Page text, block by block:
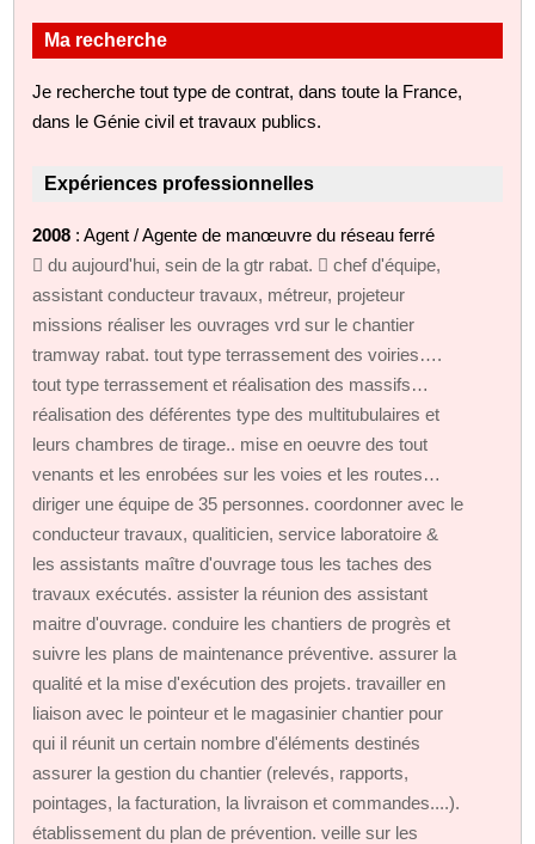
Ma recherche
Je recherche tout type de contrat, dans toute la France,
dans le Génie civil et travaux publics.
Expériences professionnelles
2008 : Agent / Agente de manœuvre du réseau ferré
 du aujourd'hui, sein de la gtr rabat.  chef d'équipe,
assistant conducteur travaux, métreur, projeteur
missions réaliser les ouvrages vrd sur le chantier
tramway rabat. tout type terrassement des voiries….
tout type terrassement et réalisation des massifs…
réalisation des déférentes type des multitubulaires et
leurs chambres de tirage.. mise en oeuvre des tout
venants et les enrobées sur les voies et les routes…
diriger une équipe de 35 personnes. coordonner avec le
conducteur travaux, qualiticien, service laboratoire &
les assistants maître d'ouvrage tous les taches des
travaux exécutés. assister la réunion des assistant
maitre d'ouvrage. conduire les chantiers de progrès et
suivre les plans de maintenance préventive. assurer la
qualité et la mise d'exécution des projets. travailler en
liaison avec le pointeur et le magasinier chantier pour
qui il réunit un certain nombre d'éléments destinés
assurer la gestion du chantier (relevés, rapports,
pointages, la facturation, la livraison et commandes....).
établissement du plan de prévention. veille sur les